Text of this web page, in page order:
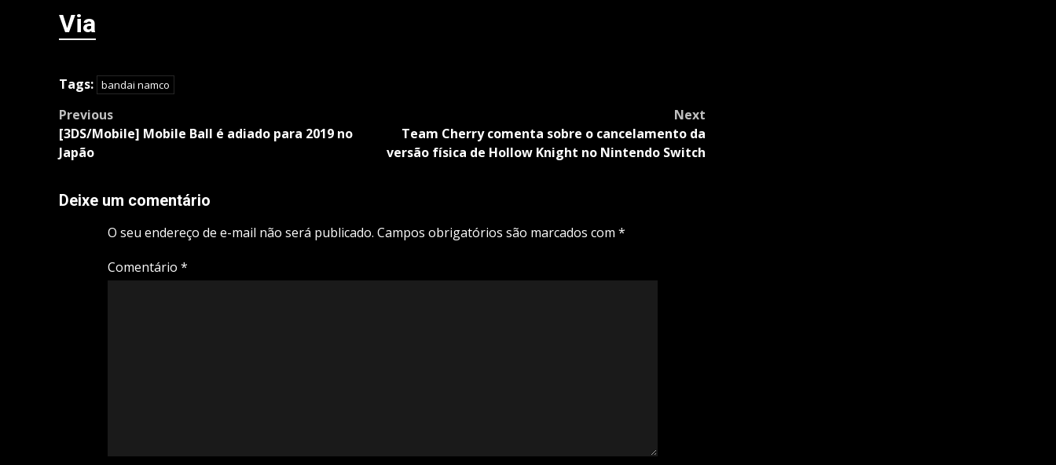
Via
Tags: bandai namco
Post
navigation
Previous
[3DS/Mobile] Mobile Ball é adiado para 2019 no
Japão
Next
Team Cherry comenta sobre o cancelamento da
versão física de Hollow Knight no Nintendo Switch
Deixe um comentário
O seu endereço de e-mail não será publicado. Campos obrigatórios são marcados com *
Comentário *